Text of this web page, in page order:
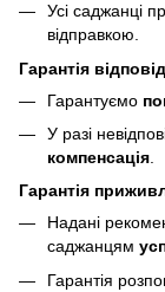
Усі саджанці
відправкою.
Гарантія
Гарантуємо
У разі
компенсація
Гарантія
Надані
саджанцям
Гарантія